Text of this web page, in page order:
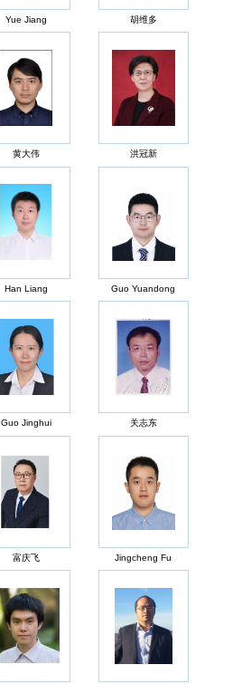
Yue Jiang 胡维多
黄大伟 洪冠新
Han Liang Guo Yuandong
Guo Jinghui 关志东
富庆飞 Jingcheng Fu